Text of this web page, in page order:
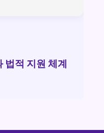
법적 지원 체계